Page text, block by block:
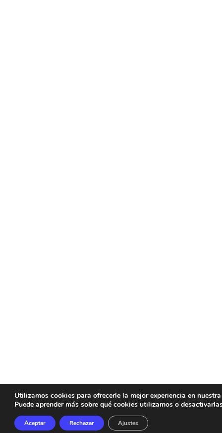
Utilizamos cookies para ofrecerle la mejor experiencia en
Puede aprender más sobre qué cookies utilizamos o
Aceptar Rechazar Ajustes